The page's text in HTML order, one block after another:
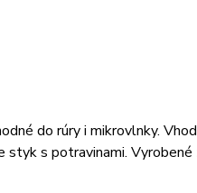
do rúry i mikrovlnky.
styk s potravinami. Vyrobené